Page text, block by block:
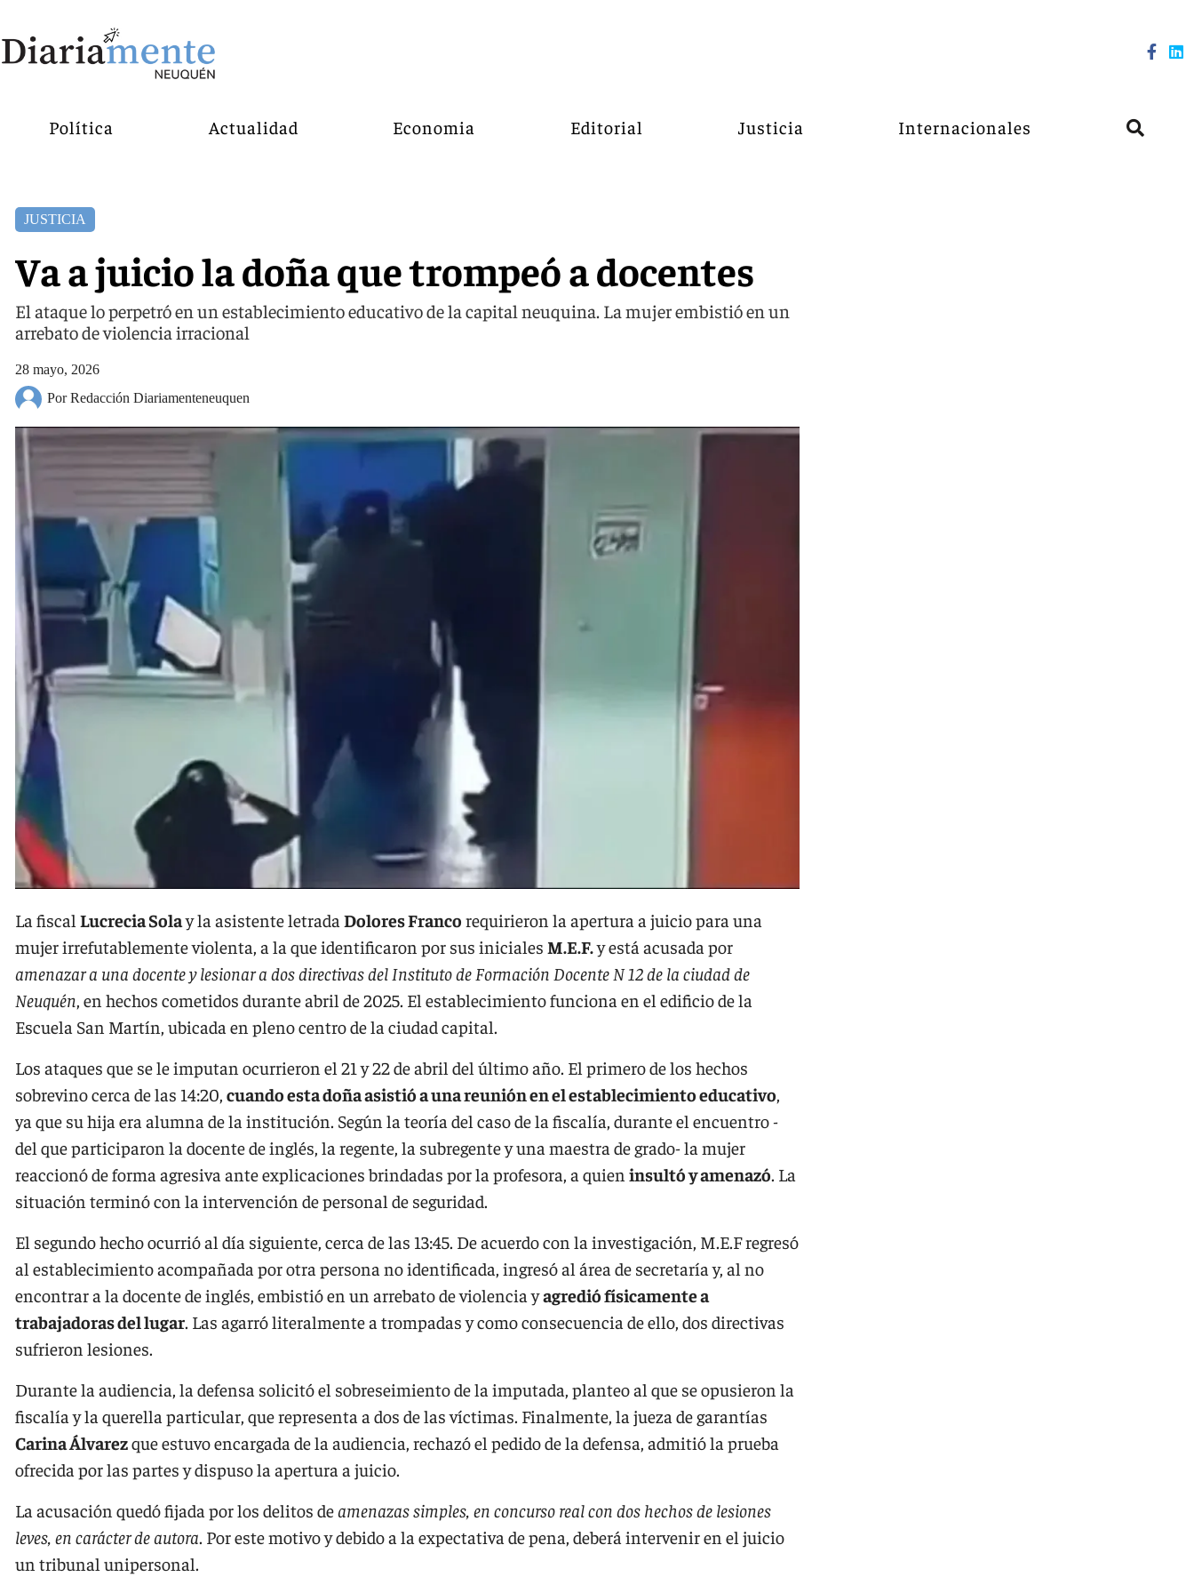
Política Actualidad Economia Editorial Justicia Internacionales
JUSTICIA
Va a juicio la doña que trompeó a docentes
El ataque lo perpetró en un establecimiento educativo de la capital neuquina. La mujer embistió en un
arrebato de violencia irracional
28 mayo, 2026
Por Redacción Diariamenteneuquen
La fiscal Lucrecia Solay la asistente letrada Dolores Franco requirieron la apertura a juicio para una
mujer irrefutablemente violenta, a la que identificaron por sus iniciales M.E.F.y está acusada por
amenazar a una docente y lesionar a dos directivas del Instituto de Formación Docente N 12 de la ciudad de
Neuquén, en hechos cometidos durante abril de 2025. El establecimiento funciona en el edificio de la
Escuela San Martín, ubicada en pleno centro de la ciudad capital.
Los ataques que se le imputan ocurrieron el 21 y 22 de abril del último año. El primero de los hechos
sobrevino cerca de las 14:20, cuando esta doña asistió a una reunión en el establecimiento educativo,
ya que su hija era alumna de la institución. Según la teoría del caso de la fiscalía, durante el encuentro -
del que participaron la docente de inglés, la regente, la subregente y una maestra de grado- la mujer
reaccionó de forma agresiva ante explicaciones brindadas por la profesora, a quien insultó y amenazó. La
situación terminó con la intervención de personal de seguridad.
El segundo hecho ocurrió al día siguiente, cerca de las 13:45. De acuerdo con la investigación, M.E.F regresó
al establecimiento acompañada por otra persona no identificada, ingresó al área de secretaría y, al no
encontrar a la docente de inglés, embistió en un arrebato de violencia yagredió físicamente a
trabajadoras del lugar. Las agarró literalmente a trompadas y como consecuencia de ello, dos directivas
sufrieron lesiones.
Durante la audiencia, la defensa solicitó el sobreseimiento de la imputada, planteo al que se opusieron la
fiscalía y la querella particular, que representa a dos de las víctimas. Finalmente, la jueza de garantías
Carina Álvarezque estuvo encargada de la audiencia, rechazó el pedido de la defensa, admitió la prueba
ofrecida por las partes y dispuso la apertura a juicio.
La acusación quedó fijada por los delitos deamenazas simples, en concurso real con dos hechos de lesiones
leves, en carácter de autora. Por este motivo y debido a la expectativa de pena, deberá intervenir en el juicio
un tribunal unipersonal.